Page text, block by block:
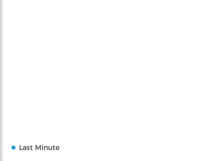
Last Minute